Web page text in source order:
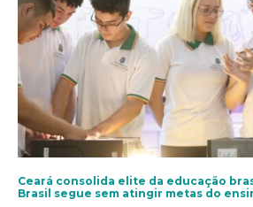
Ceará consolida elite da educação
Brasil segue sem atingir metas do